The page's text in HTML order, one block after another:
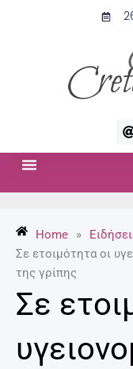
t
Home »
Σε ετοιμότητα οι
της γρίπης
Σε